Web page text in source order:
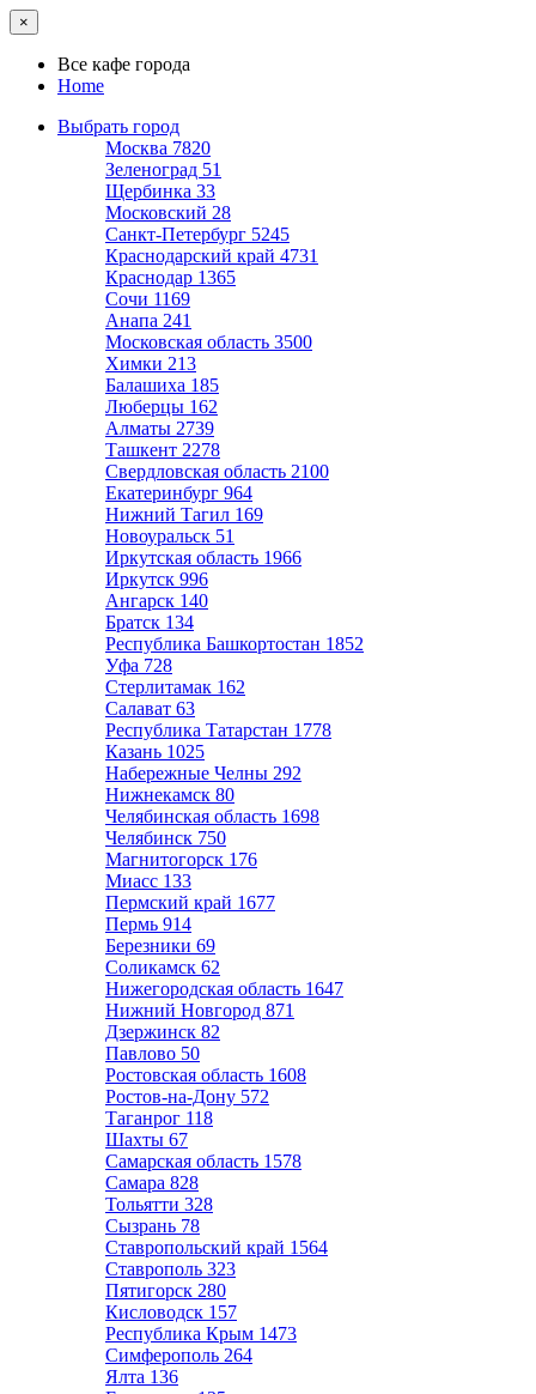
×
Все кафе города
Home
Выбрать город
Москва 7820
Зеленоград 51
Щербинка 33
Московский 28
Санкт-Петербург 5245
Краснодарский край 4731
Краснодар 1365
Сочи 1169
Анапа 241
Московская область 3500
Химки 213
Балашиха 185
Люберцы 162
Алматы 2739
Ташкент 2278
Свердловская область 2100
Екатеринбург 964
Нижний Тагил 169
Новоуральск 51
Иркутская область 1966
Иркутск 996
Ангарск 140
Братск 134
Республика Башкортостан 1852
Уфа 728
Стерлитамак 162
Салават 63
Республика Татарстан 1778
Казань 1025
Набережные Челны 292
Нижнекамск 80
Челябинская область 1698
Челябинск 750
Магнитогорск 176
Миасс 133
Пермский край 1677
Пермь 914
Березники 69
Соликамск 62
Нижегородская область 1647
Нижний Новгород 871
Дзержинск 82
Павлово 50
Ростовская область 1608
Ростов-на-Дону 572
Таганрог 118
Шахты 67
Самарская область 1578
Самара 828
Тольятти 328
Сызрань 78
Ставропольский край 1564
Ставрополь 323
Пятигорск 280
Кисловодск 157
Республика Крым 1473
Симферополь 264
Ялта 136